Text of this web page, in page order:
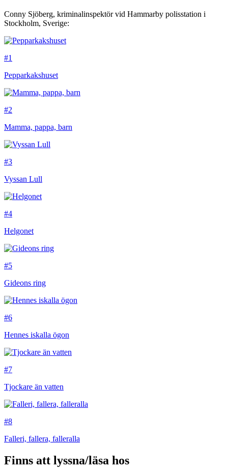
Conny Sjöberg, kriminalinspektör vid Hammarby polisstation i
Stockholm, Sverige:
#1
Pepparkakshuset
#2
Mamma, pappa, barn
#3
Vyssan Lull
#4
Helgonet
#5
Gideons ring
#6
Hennes iskalla ögon
#7
Tjockare än vatten
#8
Falleri, fallera, falleralla
Finns att lyssna/läsa hos